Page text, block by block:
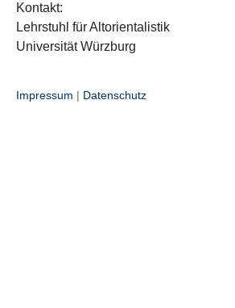
Kontakt:
Lehrstuhl für Altorientalistik
Universität Würzburg
Impressum | Datenschutz